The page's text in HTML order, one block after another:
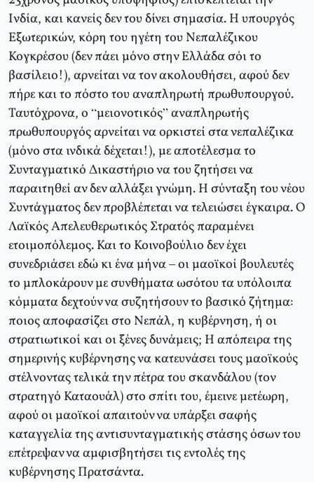
Ινδία, και κανείς δεν του δίνει σημασία. Η υπουργός
Εξωτερικών, κόρη του ηγέτη του Νεπαλέζικου
Κογκρέσου (δεν πάει μόνο στην Ελλάδα σόι το
βασίλειο!), αρνείται να τον ακολουθήσει, αφού δεν
πήρε και το πόστο του αναπληρωτή πρωθυπουργού.
Ταυτόχρονα, ο “μειονοτικός” αναπληρωτής
πρωθυπουργός αρνείται να ορκιστεί στα νεπαλέζικα
(μόνο στα ινδικά δέχεται!), με αποτέλεσμα το
Συνταγματικό Δικαστήριο να του ζητήσει να
παραιτηθεί αν δεν αλλάξει γνώμη. Η σύνταξη του νέου
Συντάγματος δεν προβλέπεται να τελειώσει έγκαιρα. Ο
Λαϊκός Απελευθερωτικός Στρατός παραμένει
ετοιμοπόλεμος. Και το Κοινοβούλιο δεν έχει
συνεδριάσει εδώ κι ένα μήνα – οι μαοϊκοί βουλευτές
το μπλοκάρουν με συνθήματα ωσότου τα υπόλοιπα
κόμματα δεχτούν να συζητήσουν το βασικό ζήτημα:
ποιος αποφασίζει στο Νεπάλ, η κυβέρνηση, ή οι
στρατιωτικοί και οι ξένες δυνάμεις; Η απόπειρα της
σημερινής κυβέρνησης να κατευνάσει τους μαοϊκούς
στέλνοντας τελικά την πέτρα του σκανδάλου (τον
στρατηγό Καταουάλ) στο σπίτι του, έμεινε μετέωρη,
αφού οι μαοϊκοί απαιτούν να υπάρξει σαφής
καταγγελία της αντισυνταγματικής στάσης όσων του
επέτρεψαν να αμφισβητήσει τις εντολές της
κυβέρνησης Πρατσάντα.